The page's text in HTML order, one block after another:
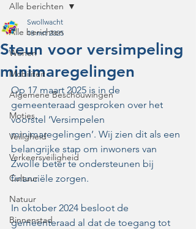
Alle berichten
Wonen
Mobiliteit
Algemene Beschouwingen
Moties
Veiligheid
Verkeersveiligheid
Cultuur
Natuur
Binnenstad
Alle berichten
Steun voor versimpeling
minimaregelingen
Swollwacht
18 mrt 2025
Op 17 maart 2025 is in de
gemeenteraad gesproken over het
voorstel ‘Versimpelen
minimaregelingen’. Wij zien dit als een
belangrijke stap om inwoners van
Zwolle beter te ondersteunen bij
financiële zorgen.
In oktober 2024 besloot de
gemeenteraad al dat de toegang tot